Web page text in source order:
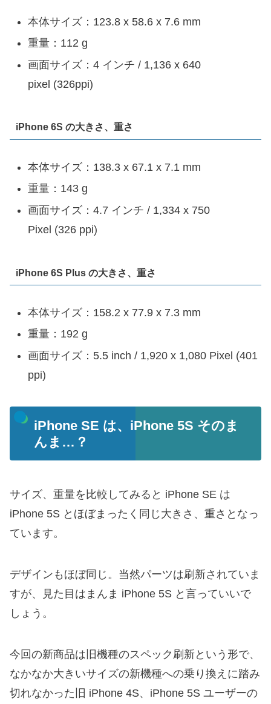
本体サイズ：123.8 x 58.6 x 7.6 mm
重量：112 g
画面サイズ：4 インチ / 1,136 x 640
pixel (326ppi)
iPhone 6S の大きさ、重さ
本体サイズ：138.3 x 67.1 x 7.1 mm
重量：143 g
画面サイズ：4.7 インチ / 1,334 x 750
Pixel (326 ppi)
iPhone 6S Plus の大きさ、重さ
本体サイズ：158.2 x 77.9 x 7.3 mm
重量：192 g
画面サイズ：5.5 inch / 1,920 x 1,080 Pixel (401
ppi)
iPhone SE は、iPhone 5S そのま
んま…？
サイズ、重量を比較してみると iPhone SE は
iPhone 5S とほぼまったく同じ大きさ、重さとなっ
ています。
デザインもほぼ同じ。当然パーツは刷新されていま
すが、見た目はまんま iPhone 5S と言っていいで
しょう。
今回の新商品は旧機種のスペック刷新という形で、
なかなか大きいサイズの新機種への乗り換えに踏み
切れなかった旧 iPhone 4S、iPhone 5S ユーザーの